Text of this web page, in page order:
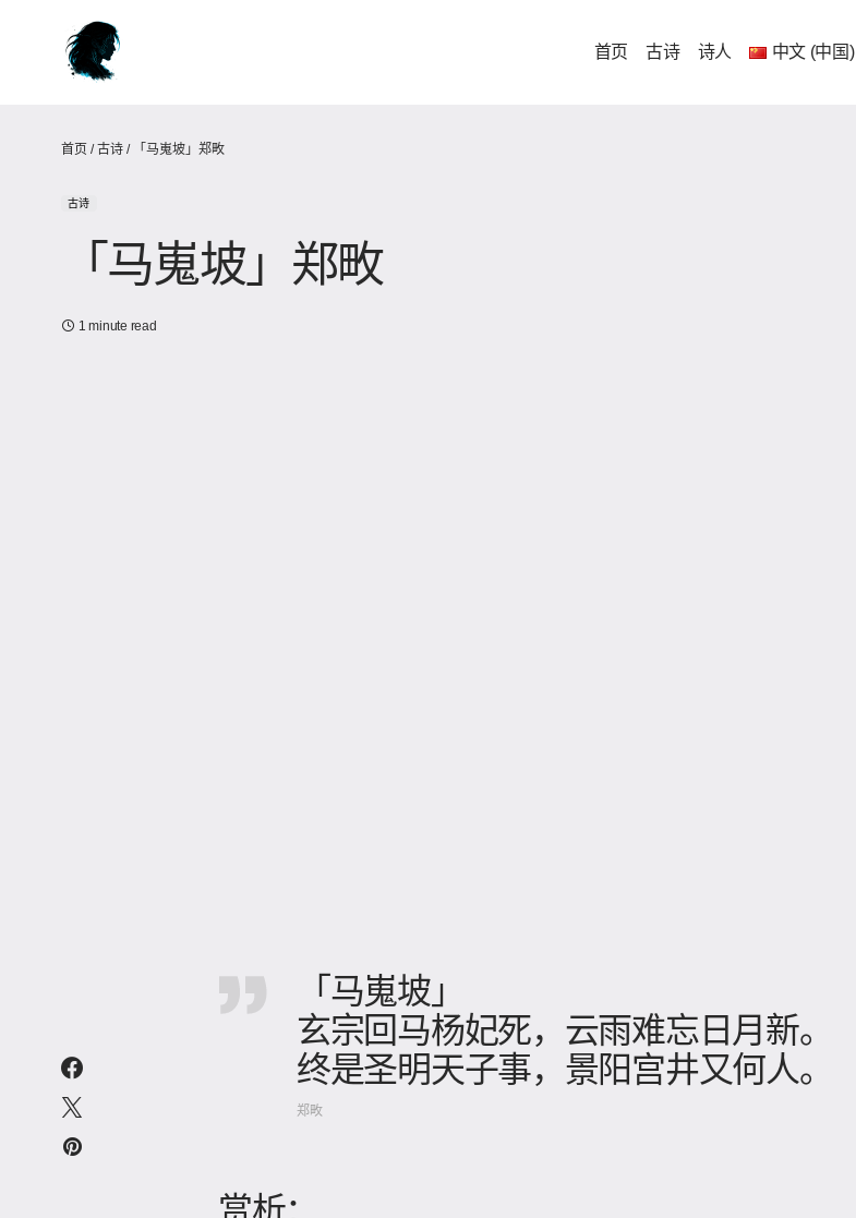
首页 古诗 诗人 中文 (中国)
首页 /古诗 / 「马嵬坡」郑畋
古诗
「马嵬坡」郑畋
1 minute read
「马嵬坡」
玄宗回马杨妃死，云雨难忘日月新。
终是圣明天子事，景阳宫井又何人。
郑畋
赏析：